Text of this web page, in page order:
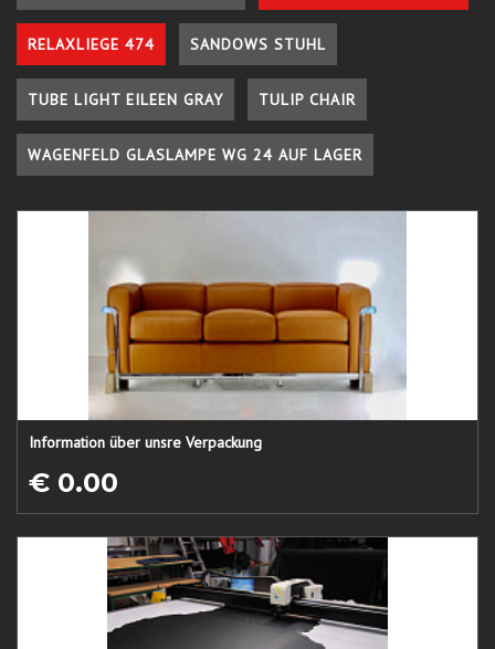
RELAXLIEGE 474 SANDOWS STUHL
TUBE LIGHT EILEEN GRAY TULIP CHAIR
WAGENFELD GLASLAMPE WG 24 AUF LAGER
Information über unsre Verpackung
€ 0.00